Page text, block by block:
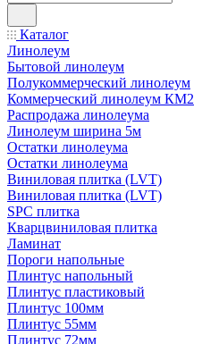
Каталог
Линолеум
Бытовой линолеум
Полукоммерческий линолеум
Коммерческий линолеум КМ2
Распродажа линолеума
Линолеум ширина 5м
Остатки линолеума
Остатки линолеума
Виниловая плитка (LVT)
Виниловая плитка (LVT)
SPC плитка
Кварцвиниловая плитка
Ламинат
Пороги напольные
Плинтус напольный
Плинтус пластиковый
Плинтус 100мм
Плинтус 55мм
Плинтус 72мм